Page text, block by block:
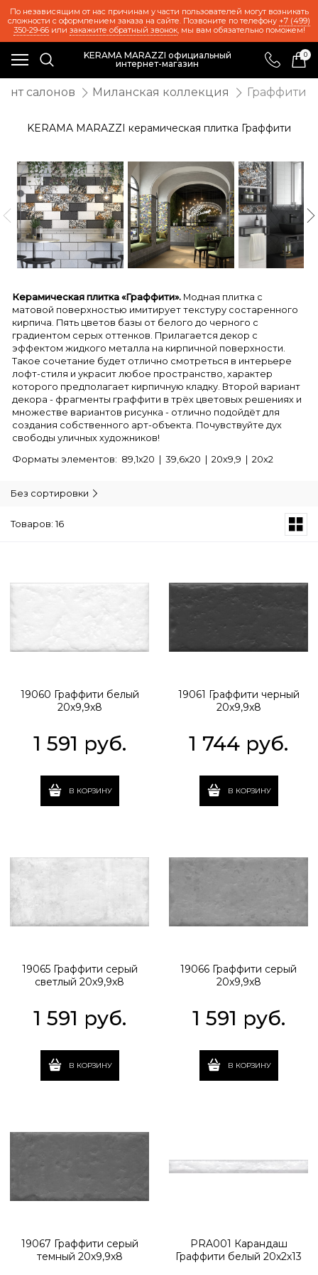
По независящим от нас причинам у части пользователей могут возникать
сложности с оформлением заказа на сайте. Позвоните по телефону +7 (499)
350-29-66или закажите обратный звонок, мы вам обязательно поможем!
KERAMA MARAZZI официальный
интернет-магазин
0
салонов Миланская коллекция Граффити
KERAMA MARAZZI керамическая плитка Граффити
Керамическая плитка «Граффити». Модная плитка с
матовой поверхностью имитирует текстуру состаренного
кирпича. Пять цветов базы от белого до черного с
градиентом серых оттенков. Прилагается декор с
эффектом жидкого металла на кирпичной поверхности.
Такое сочетание будет отлично смотреться в интерьере
лофт-стиля и украсит любое пространство, характер
которого предполагает кирпичную кладку. Второй вариант
декора - фрагменты граффити в трёх цветовых решениях и
множестве вариантов рисунка - отлично подойдёт для
создания собственного арт-объекта. Почувствуйте дух
свободы уличных художников!
Форматы элементов: 89,1х20 | 39,6х20 | 20х9,9 | 20х2
Без сортировки
Товаров: 16
19060 Граффити белый
20x9,9x8
1 591 руб.
В КОРЗИНУ
19061 Граффити черный
20x9,9x8
1 744 руб.
В КОРЗИНУ
19065 Граффити серый
светлый 20x9,9x8
1 591 руб.
В КОРЗИНУ
19066 Граффити серый
20x9,9x8
1 591 руб.
В КОРЗИНУ
19067 Граффити серый
темный 20x9,9x8
PRA001 Карандаш
Граффити белый 20x2x13